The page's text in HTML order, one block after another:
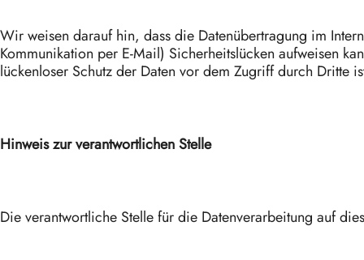
Wir weisen darauf hin, dass die Datenübertragung im
Kommunikation per E-Mail) Sicherheitslücken aufweisen
lückenloser Schutz der Daten vor dem Zugriff durch Dritte
Hinweis zur verantwortlichen Stelle
Die verantwortliche Stelle für die Datenverarbeitung auf